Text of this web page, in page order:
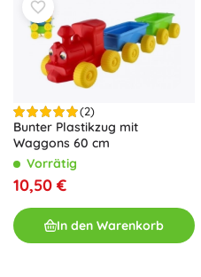
(2)
Bunter Plastikzug mit
Waggons 60 cm
Vorrätig
10,50 €
In den Warenkorb